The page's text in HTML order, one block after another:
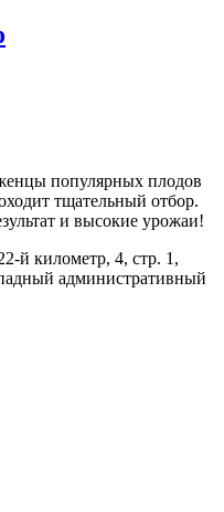
популярных плодов
тщательный отбор.
и высокие урожаи!
й километр, 4, стр. 1,
административный